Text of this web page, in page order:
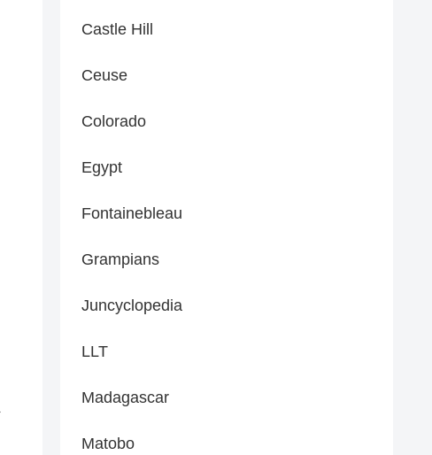
Castle Hill
Ceuse
Colorado
Egypt
Fontainebleau
Grampians
Juncyclopedia
LLT
Madagascar
Matobo